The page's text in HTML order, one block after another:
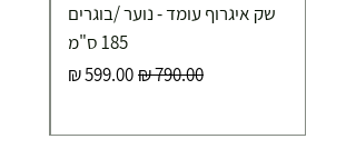
שק איגרוף עומד - נוער /בוגרים
185 ס"מ
מחיר רגילמחיר מבצע